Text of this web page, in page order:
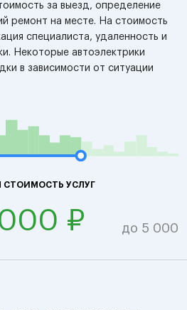
за выезд, определение
ремонт на месте. На стоимость
специалиста, удаленность и
Некоторые автоэлектрики
в зависимости от ситуации
СТОИМОСТЬ УСЛУГ
₽ до 5 000